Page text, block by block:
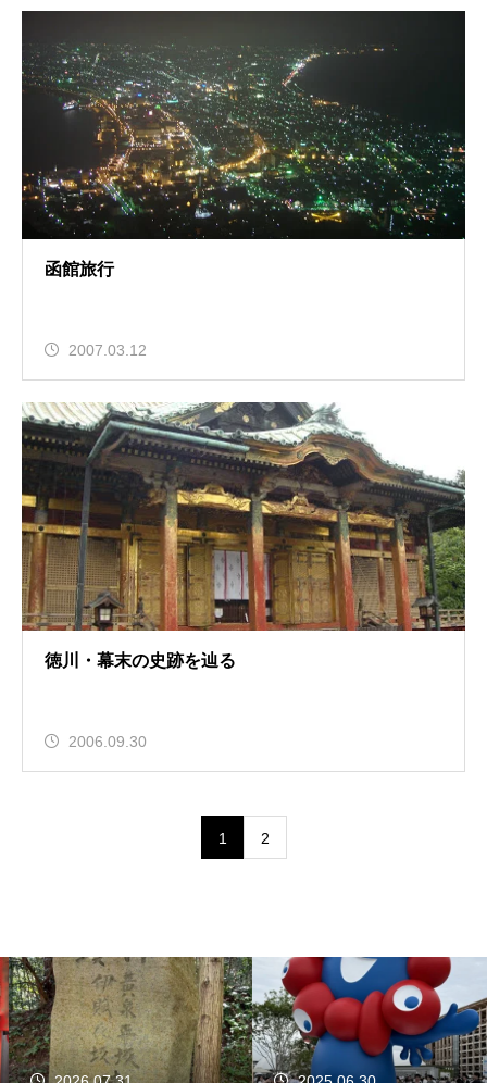
函館旅行
2007.03.12
徳川・幕末の史跡を辿る
2006.09.30
1 2